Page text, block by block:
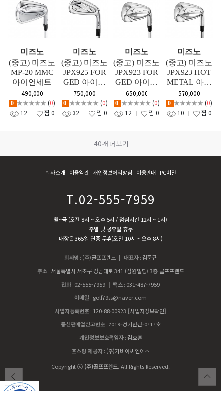
미즈노
(중고) 미즈노
MP-20 MMC
아이언세트
490,000
0 ★★★★★ (0)
12
찜 0
미즈노
(중고) 미즈노
JPX925 FOR
GED 아이언
세트
750,000
0 ★★★★★ (0)
32
찜 0
미즈노
(중고) 미즈노
JPX923 FOR
GED 아이언
세트
650,000
0 ★★★★★ (0)
12
찜 0
미즈노
(중고) 미즈노
JPX923 HOT
METAL 아이
언세트
570,000
0 ★★★★★ (0)
10
찜 0
40개 더보기
회사소개 이용약관 개인정보처리방침 이용안내 PC버전
T.02-555-7959
월~금 (오전 8시 ~ 오후 5시 / 점심시간 12시 ~ 1시)
주말 및 공휴일 휴무
매장은 365일 연중 무휴(오전 10시 ~ 오후 8시)
회사명 : (주)골프프렌드 | 대표자: 김준규
주소 : 서울특별시 서초구 강남대로 341 (삼원빌딩) 3층 골프프렌드
전화: 02-555-7959 | 팩스: 031-487-7959
이메일 : golf79ss@naver.com
사업자등록번호: 120-88-00923 [사업자정보확인]
통신판매업신고번호 :2019-경기안산-0717호
개인정보보호책임자 : 김효훈
호스팅 제공자: (주)가비아씨엔에스
Copyright ⓒ (주)골프프렌드. All Rights Reserved.